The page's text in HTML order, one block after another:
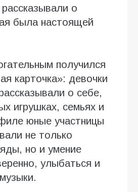
о
была настоящей
получился
карточка»: девочки
о себе,
игрушках, семьях и
юные участницы
не только
но и умение
улыбаться и